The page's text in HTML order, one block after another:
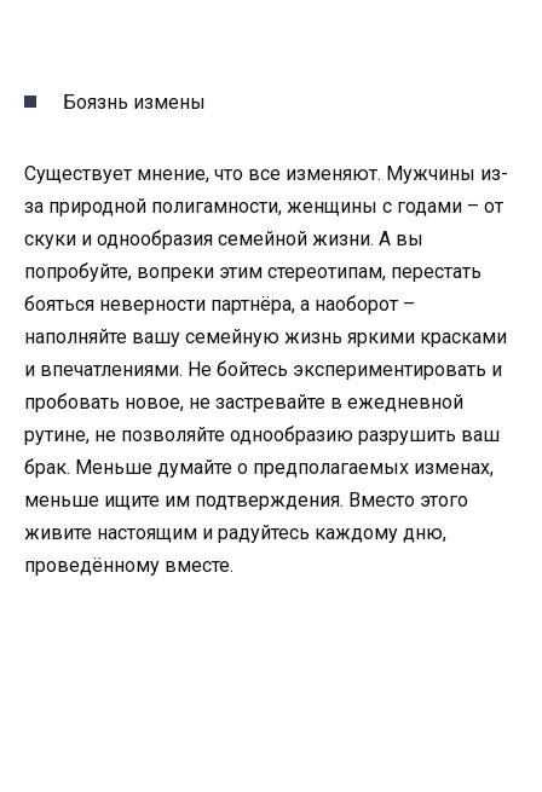
Боязнь измены
Существует мнение, что все изменяют. Мужчины из-
за природной полигамности, женщины с годами – от
скуки и однообразия семейной жизни. А вы
попробуйте, вопреки этим стереотипам, перестать
бояться неверности партнёра, а наоборот –
наполняйте вашу семейную жизнь яркими красками
и впечатлениями. Не бойтесь экспериментировать и
пробовать новое, не застревайте в ежедневной
рутине, не позволяйте однообразию разрушить ваш
брак. Меньше думайте о предполагаемых изменах,
меньше ищите им подтверждения. Вместо этого
живите настоящим и радуйтесь каждому дню,
проведённому вместе.